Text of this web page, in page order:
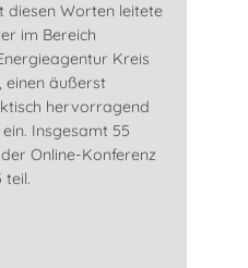
diesen Worten leitete
im Bereich
Kreis
einen äußerst
hervorragend
Insgesamt 55
Online-Konferenz
teil.